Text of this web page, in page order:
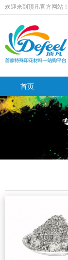
欢迎来到顶凡官方网站！
首页